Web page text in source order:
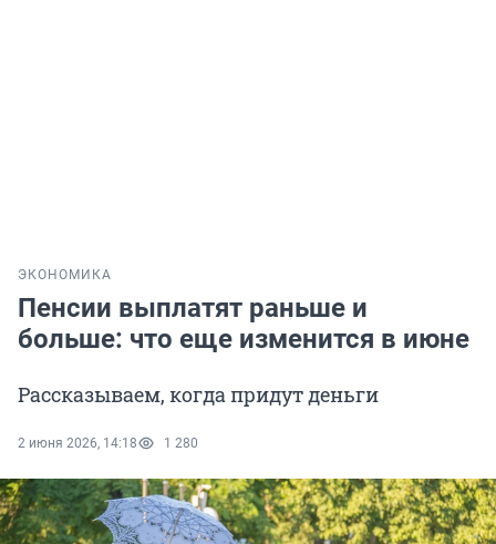
ЭКОНОМИКА
Пенсии выплатят раньше и
больше: что еще изменится в июне
Рассказываем, когда придут деньги
2 июня 2026, 14:18 1 280